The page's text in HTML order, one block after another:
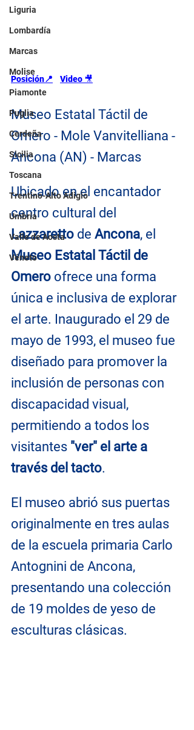
Liguria
Lombardía
Marcas
Molise
Piamonte
Puglia
Cerdeña
Sicilia
Toscana
Trentino-Alto Adigio
Umbría
Valle de Aosta
Véneto
Posición📍 Video 🎥
Museo Estatal Táctil de
Omero - Mole Vanvitelliana -
Ancona (AN) - Marcas
Ubicado en el encantador
centro cultural del
Lazzaretto de Ancona, el
Museo Estatal Táctil de
Omero ofrece una forma
única e inclusiva de explorar
el arte. Inaugurado el 29 de
mayo de 1993, el museo fue
diseñado para promover la
inclusión de personas con
discapacidad visual,
permitiendo a todos los
visitantes "ver" el arte a
través del tacto.
El museo abrió sus puertas
originalmente en tres aulas
de la escuela primaria Carlo
Antognini de Ancona,
presentando una colección
de 19 moldes de yeso de
esculturas clásicas.